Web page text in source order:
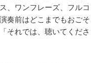
、ワンフレーズ、フルコ
奏前はどこまでもおごそ
それでは、聴いてくださ